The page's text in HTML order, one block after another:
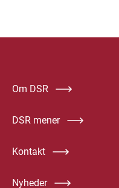
Om DSR
DSR mener
Kontakt
Nyheder